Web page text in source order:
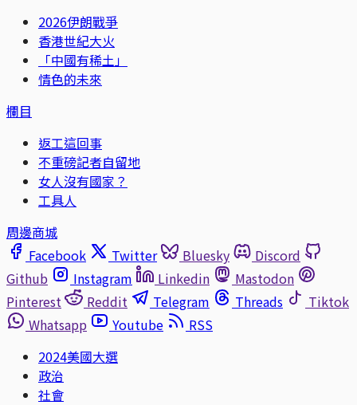
2026伊朗戰爭
香港世紀大火
「中國有稀土」
情色的未來
欄目
返工這回事
不重磅記者自留地
女人沒有國家？
工具人
周邊商城
Facebook
Twitter Bluesky
Discord
Github
Instagram Linkedin
Mastodon
Pinterest
Reddit Telegram Threads
Tiktok
Whatsapp
Youtube
RSS
2024美國大選
政治
社會